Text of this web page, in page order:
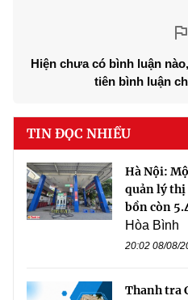
Hiện chưa có bình luận
tiên bình luận
TIN ĐỌC NHIỀU
Hà Nội:
quản lý
bồn còn
Hòa Bình
20:02 08/08/
Thanh tra